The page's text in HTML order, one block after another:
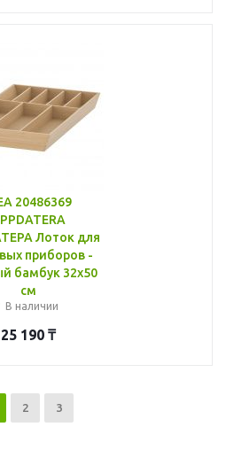
20486369
Лоток для
приборов -
бамбук 32x50
см
В наличии
25 190₸
2 3